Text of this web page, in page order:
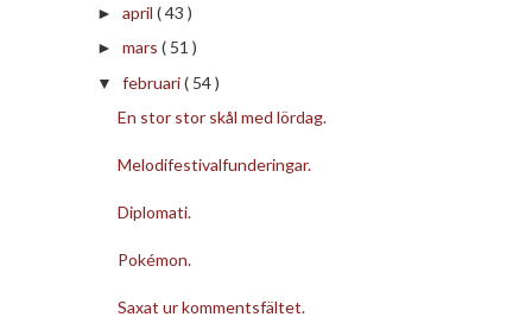
► april ( 43 )
► mars ( 51 )
▼ februari( 54 )
En stor stor skål med lördag.
Melodifestivalfunderingar.
Diplomati.
Pokémon.
Saxat ur kommentsfältet.